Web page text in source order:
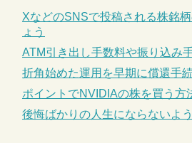
XなどのSNSで投稿される株銘
ょう
ATM引き出し手数料や振り込み
折角始めた運用を早期に償還手
ポイントでNVIDIAの株を買う方
後悔ばかりの人生にならないよ